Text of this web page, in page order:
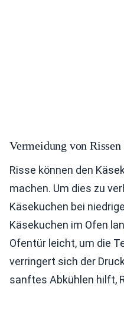
Vermeidung von
Risse können den
machen. Um dies zu
Käsekuchen bei
Käsekuchen im Ofen
Ofentür leicht, um die
verringert sich der
sanftes Abkühlen hilft,